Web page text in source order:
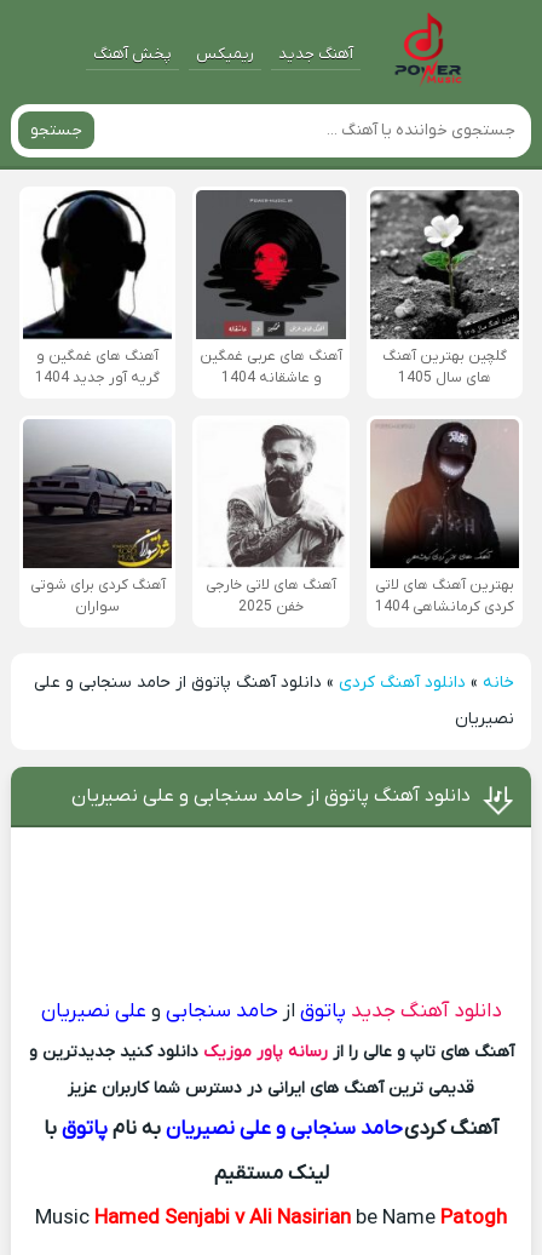
آهنگ جدید ریمیکس پخش آهنگ
جستجو
گلچین بهترین آهنگ
های سال 1405
آهنگ های عربی غمگین
و عاشقانه 1404
آهنگ های غمگین و
گریه آور جدید 1404
بهترین آهنگ های لاتی
کردی کرمانشاهی 1404
آهنگ های لاتی خارجی
خفن 2025
آهنگ کردی برای شوتی
سواران
خانه» دانلود آهنگ کردی » دانلود آهنگ پاتوق از حامد سنجابی و علی
نصیریان
دانلود آهنگ پاتوق از حامد سنجابی و علی نصیریان
دانلود آهنگ جدید پاتوق از حامد سنجابی و علی نصیریان
آهنگ های تاپ و عالی را ازرسانه پاور موزیک دانلود کنید جدیدترین و
قدیمی ترین آهنگ های ایرانی در دسترس شما کاربران عزیز
آهنگ کردیحامد سنجابی و علی نصیریانبه نامپاتوقبا
لینک مستقیم
Music Hamed Senjabi v Ali Nasirian be Name Patogh